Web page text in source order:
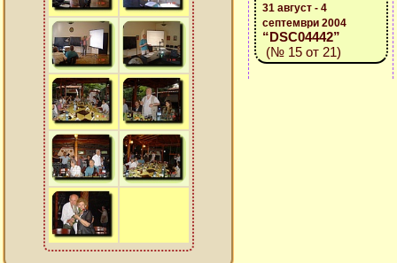
31 август - 4
септември 2004
“DSC04442”
(№ 15 от 21)